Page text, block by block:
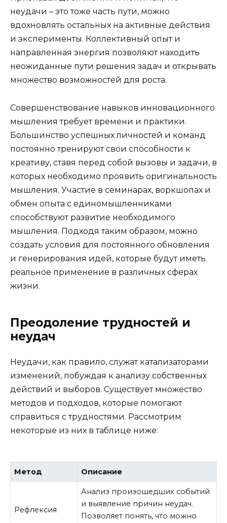
неудачи – это тоже часть пути, можно
вдохновлять остальных на активные действия
и эксперименты. Коллективный опыт и
направленная энергия позволяют находить
неожиданные пути решения задач и открывать
множество возможностей для роста.
Совершенствование навыков инновационного
мышления требует времени и практики.
Большинство успешных личностей и команд
постоянно тренируют свои способности к
креативу, ставя перед собой вызовы и задачи, в
которых необходимо проявить оригинальность
мышления. Участие в семинарах, воркшопах и
обмен опыта с единомышленниками
способствуют развитие необходимого
мышления. Подходя таким образом, можно
создать условия для постоянного обновления
и генерирования идей, которые будут иметь
реальное применение в различных сферах
жизни.
Преодоление трудностей и
неудач
Неудачи, как правило, служат катализаторами
изменений, побуждая к анализу собственных
действий и выборов. Существует множество
методов и подходов, которые помогают
справиться с трудностями. Рассмотрим
некоторые из них в таблице ниже:
Метод Описание
Рефлексия
Анализ произошедших событий
и выявление причин неудач.
Позволяет понять, что можно